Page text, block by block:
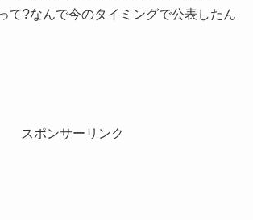
て?なんで今のタイミングで公表したん
スポンサーリンク